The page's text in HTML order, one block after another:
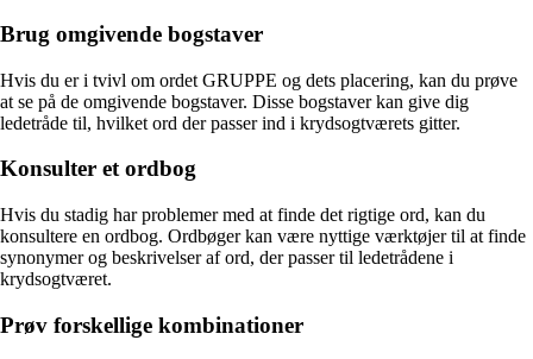
Brug omgivende bogstaver
Hvis du er i tvivl om ordet GRUPPE og dets placering, kan du prøve
at se på de omgivende bogstaver. Disse bogstaver kan give dig
ledetråde til, hvilket ord der passer ind i krydsogtværets gitter.
Konsulter et ordbog
Hvis du stadig har problemer med at finde det rigtige ord, kan du
konsultere en ordbog. Ordbøger kan være nyttige værktøjer til at finde
synonymer og beskrivelser af ord, der passer til ledetrådene i
krydsogtværet.
Prøv forskellige kombinationer